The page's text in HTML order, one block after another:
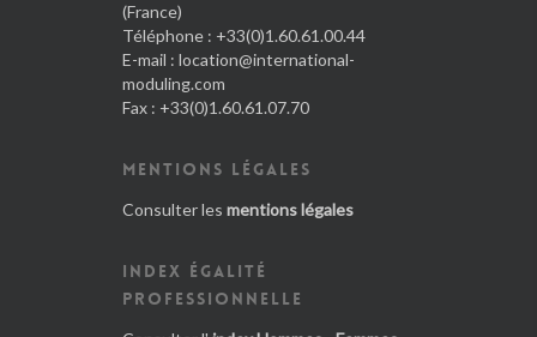
(France)
Téléphone : +33(0)1.60.61.00.44
E-mail : location@international-
moduling.com
Fax : +33(0)1.60.61.07.70
MENTIONS LÉGALES
Consulter les mentions légales
INDEX ÉGALITÉ
PROFESSIONNELLE